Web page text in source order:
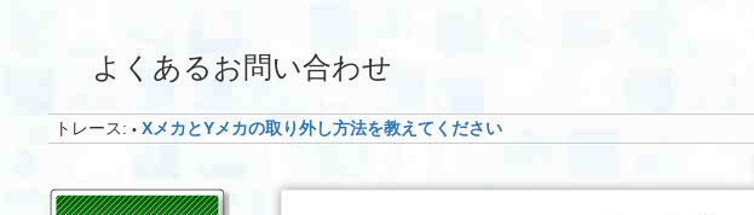
よくあるお問い合わせ
トレース: • XメカとYメカの取り外し方法を教えてください